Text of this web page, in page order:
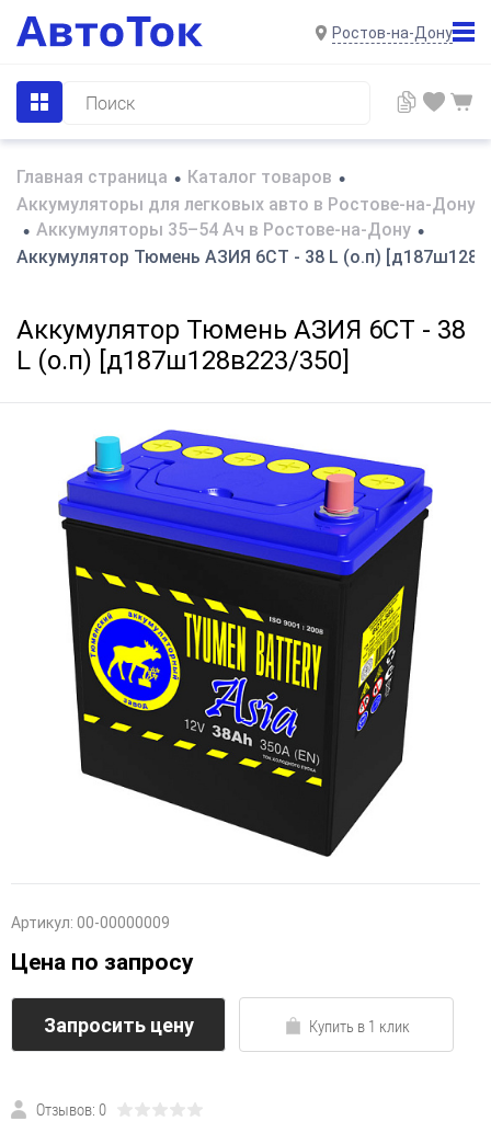
Ростов-на-Дону
Главная страница • Каталог товаров •
Аккумуляторы для легковых авто в Ростове-на-Дону
• Аккумуляторы 35–54 Ач в Ростове-на-Дону •
Аккумулятор Тюмень АЗИЯ 6СТ - 38 L (о.п)
Аккумулятор Тюмень АЗИЯ 6СТ - 38
L (о.п) [д187ш128в223/350]
Артикул: 00-00000009
Цена по запросу
Запросить цену Купить в 1 клик
Отзывов: 0